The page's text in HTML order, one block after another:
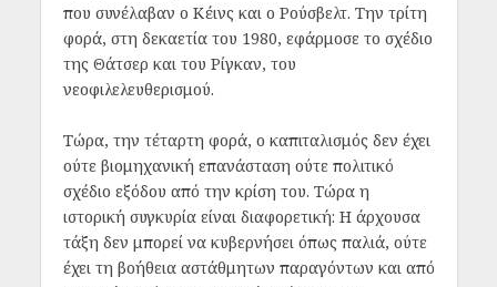
που συνέλαβαν ο Κέινς και ο Ρούσβελτ. Την τρίτη
φορά, στη δεκαετία του 1980, εφάρμοσε το σχέδιο
της Θάτσερ και του Ρίγκαν, του
νεοφιλελευθερισμού.
Τώρα, την τέταρτη φορά, ο καπιταλισμός δεν έχει
ούτε βιομηχανική επανάσταση ούτε πολιτικό
σχέδιο εξόδου από την κρίση του. Τώρα η
ιστορική συγκυρία είναι διαφορετική: Η άρχουσα
τάξη δεν μπορεί να κυβερνήσει όπως παλιά, ούτε
έχει τη βοήθεια αστάθμητων παραγόντων και από